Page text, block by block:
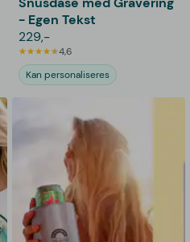
- Egen Tekst
229,-
4,6
Kan personaliseres